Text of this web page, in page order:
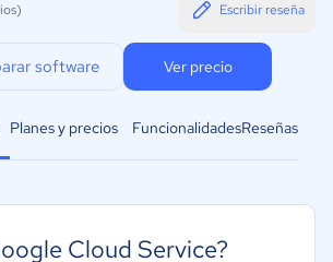
Escribir reseña
software Ver precio
Planes y precios FuncionalidadesReseñas
Cloud Service?